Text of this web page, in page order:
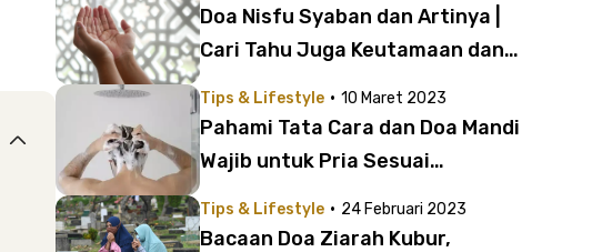
Doa Nisfu Syaban dan Artinya |
Cari Tahu Juga Keutamaan dan
Tips & Lifestyle · 10 Maret 2023
Pahami Tata Cara dan Doa Mandi
Wajib untuk Pria Sesuai
Tips & Lifestyle · 24 Februari 2023
Bacaan Doa Ziarah Kubur,